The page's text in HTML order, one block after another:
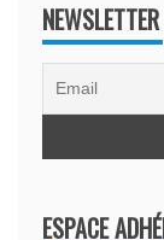
NEWSLETTER
ESPACE